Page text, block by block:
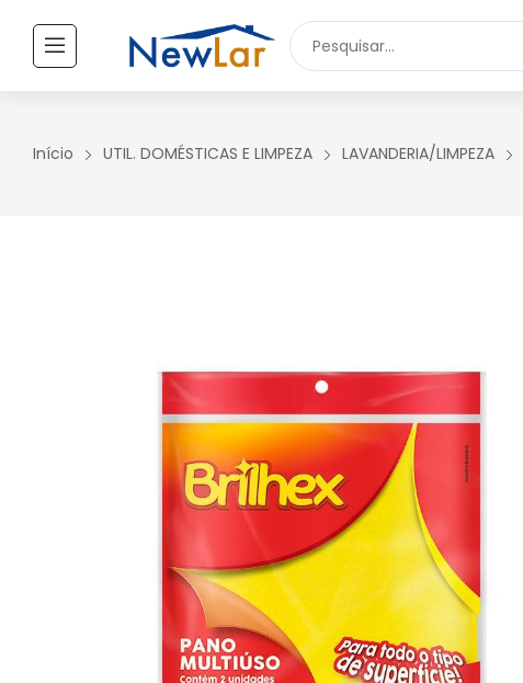
Início
UTIL. DOMÉSTICAS E LIMPEZA LAVANDERIA/LIMPEZA